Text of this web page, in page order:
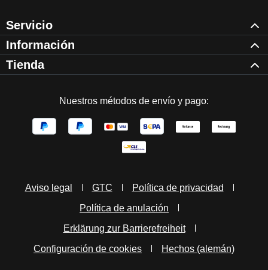
Servicio
Información
Tienda
Nuestros métodos de envío y pago:
Aviso legal GTC
Política de privacidad
Política de anulación
Erklärung zur Barrierefreiheit
Configuración de cookies
Hechos (alemán)